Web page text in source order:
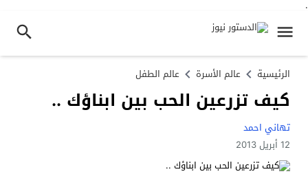
.
الرئيسية عالم الأسرة عالم الطفل
كيف تزرعين الحب بين ابناؤك ..
تهاني احمد
12 أبريل 2013